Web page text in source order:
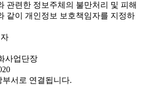
관련한 정보주체의 불만처리 및 피해
같이 개인정보 보호책임자를 지정하
사업단장
서로 연결됩니다.